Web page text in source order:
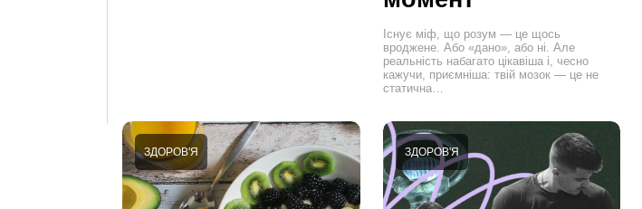
Існує міф, що розум — це щось
вроджене. Або «дано», або ні. Але
реальність набагато цікавіша і, чесно
кажучи, приємніша: твій мозок — це не
статична…
ЗДОРОВ'Я ЗДОРОВ'Я